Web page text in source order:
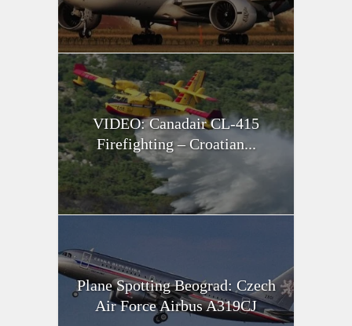
VIDEO: Canadair CL-415
Firefighting – Croatian...
Plane Spotting Beograd: Czech
Air Force Airbus A319CJ